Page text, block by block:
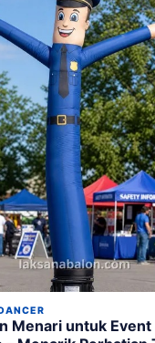
Menari untuk Event